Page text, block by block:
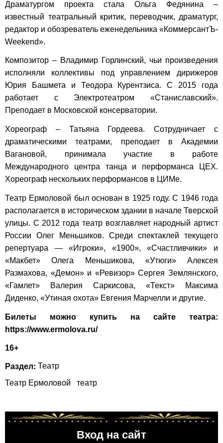
Драматургом проекта стала Ольга Федянина –
известный театральный критик, переводчик, драматург,
редактор и обозреватель еженедельника «КоммерсантЪ-
Weekend».
Композитор – Владимир Горлинский, чьи произведения
исполняли коллективы под управлением дирижеров
Юрия Башмета и Теодора Курентзиса. С 2015 года
работает с Электротеатром «Станиславский».
Преподает в Московской консерватории.
Хореограф – Татьяна Гордеева. Сотрудничает с
драматическими театрами, преподает в Академии
Вагановой, принимала участие в работе
Международного центра танца и перформанса ЦЕХ.
Хореограф нескольких перформансов в ЦИМе.
Театр Ермоловой был основан в 1925 году. С 1946 года
располагается в историческом здании в начале Тверской
улицы. С 2012 года театр возглавляет народный артист
России Олег Меньшиков. Среди спектаклей текущего
репертуара — «Игроки», «1900», «Счастливчики» и
«Макбет» Олега Меньшикова, «Утюги» Алексея
Размахова, «Демон» и «Ревизор» Сергея Землянского,
«Гамлет» Валерия Саркисова, «Текст» Максима
Диденко, «Утиная охота» Евгения Марчелли и другие.
Билеты можно купить на сайте театра:
https://www.ermolova.ru/
16+
Раздел: Театр
Театр Ермоловой
театр
Вход на сайт